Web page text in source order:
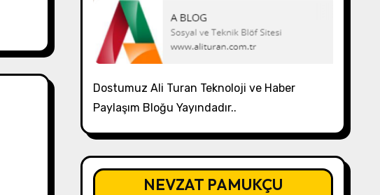
Dostumuz Ali Turan Teknoloji ve Haber
Paylaşım Bloğu Yayındadır..
NEVZAT PAMUKÇU